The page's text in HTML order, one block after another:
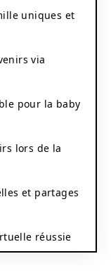
uniques et
via
pour la baby
lors de la
et partages
réussie